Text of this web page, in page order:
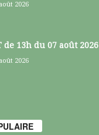
2026
de 13h du 07 août 2026
2026